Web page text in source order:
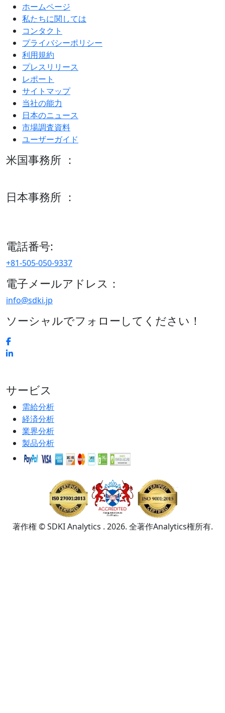
ホームページ
私たちに関しては
コンタクト
プライバシーポリシー
利用規約
プレスリリース
レポート
サイトマップ
当社の能力
日本のニュース
市場調査資料
ユーザーガイド
米国事務所 ：
日本事務所 ：
電話番号:
+81-505-050-9337
電子メールアドレス：
info@sdki.jp
ソーシャルでフォローしてください！
サービス
需給分析
経済分析
業界分析
製品分析
著作権 © SDKI Analytics . 2026. 全著作Analytics権所有.